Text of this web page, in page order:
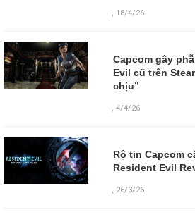
18/4/26
Capcom gây
Evil cũ trên
chịu”
,4/4/26
Rộ tin Capcom
Resident Evil
, 26/3/26